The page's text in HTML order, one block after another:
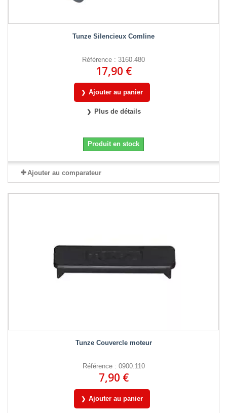
Tunze Silencieux Comline
Référence : 3160.480
17,90 €
Ajouter au panier
Plus de détails
Produit en stock
Ajouter au comparateur
Tunze Couvercle moteur
Référence : 0900.110
7,90 €
Ajouter au panier